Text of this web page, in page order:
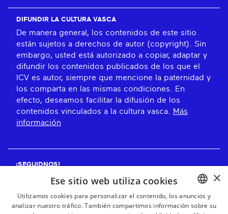
DIFUNDIR LA CULTURA VASCA
De manera general, los contenidos de este sitio
están sujetos a derechos de autor (copyright). Sin
embargo, usted está autorizado a copiar, adaptar y
difundir los contenidos publicados de los que el
ICV es autor, siempre que mencione la paternidad y
los comparta en las mismas condiciones. En
efecto, deseamos facilitar la difusión de los
contenidos vinculados a la cultura vasca.
Más
información
¡SEGUIDNOS!
BASQUE
×
Ese sitio web utiliza cookies
Utilizamos cookies para personalizar el contenido, los anuncios y
analizar nuestro tráfico. También compartimos información sobre su